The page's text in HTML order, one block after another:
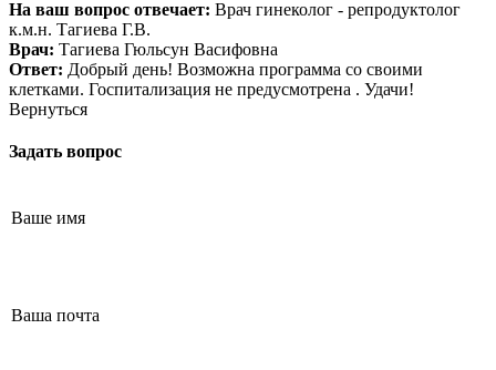
Истории пациентов
Анализы
Генетик
Эндокринолог
Специалист УЗД
Эмбриолог
Терапевт
Хранение эмбрионов
Налоговый вычет
Проживание
Транспортировка репродуктивного материала
Политика обработки персональных данных
На ваш вопрос отвечает: Врач гинеколог - репродуктолог
к.м.н. Тагиева Г.В.
Врач: Тагиева Гюльсун Васифовна
Ответ: Добрый день! Возможна программа со своими
клетками. Госпитализация не предусмотрена . Удачи!
Вернуться
Задать вопрос